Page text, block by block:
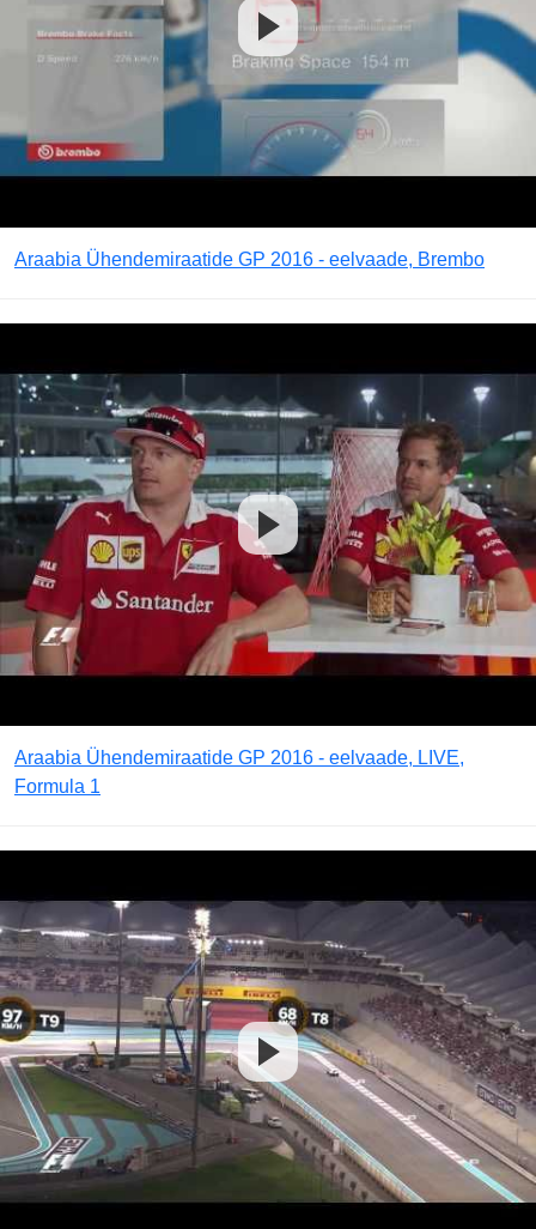
Araabia Ühendemiraatide GP 2016 - eelvaade, Brembo
Araabia Ühendemiraatide GP 2016 - eelvaade, LIVE,
Formula 1